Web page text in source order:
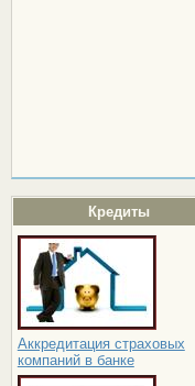
Кредиты
Аккредитация страховых
компаний в банке